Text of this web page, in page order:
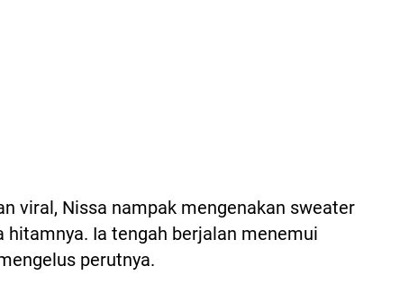
viral, Nissa nampak mengenakan sweater
hitamnya. Ia tengah berjalan menemui
perutnya.